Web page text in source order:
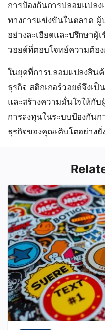
การป้องกันการปลอมแปลง
ทางการแข่งขันในตลาด ผู้
อย่างละเอียดและปรึกษาผู้
วอยด์ที่ตอบโจทย์ความต้อ
ในยุคที่การปลอมแปลงสิน
ธุรกิจ สติกเกอร์วอยด์จึงเ
และสร้างความมั่นใจให้กั
การลงทุนในระบบป้องกัน
ธุรกิจของคุณเติบโตอย่างยั่